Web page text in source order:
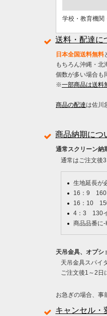
学校・教育機関
送料・配達に
日本全国送料無料
もちろん沖縄・北
個数が多い場合も
※一部商品は送料
商品の配達は佐川
商品納期につ
通常スクリーン納
通常はご注文後
生地延長が
16：9 160
16：10
4：3 130イ
商品品番に
天吊金具、オプシ
天吊金具スパイ
ご注文後1～2日
お急ぎの場合、事
キャンセル・